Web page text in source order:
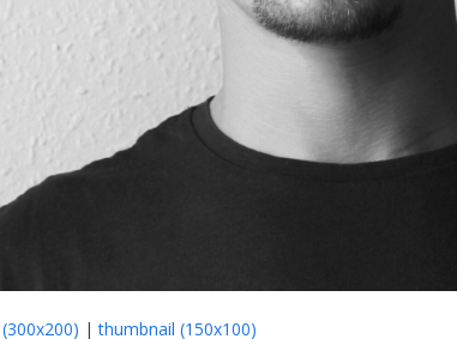
|thumbnail (150x100)